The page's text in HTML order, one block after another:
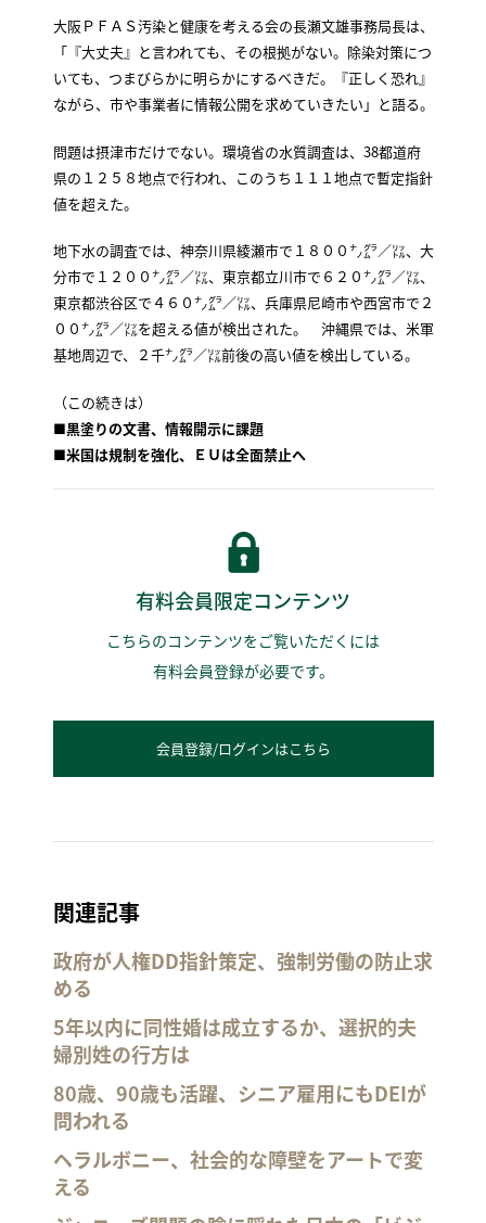
大阪ＰＦＡＳ汚染と健康を考える会の長瀬文雄事務局長は、
「『大丈夫』と言われても、その根拠がない。除染対策につ
いても、つまびらかに明らかにするべきだ。『正しく恐れ』
ながら、市や事業者に情報公開を求めていきたい」と語る。
問題は摂津市だけでない。環境省の水質調査は、38都道府
県の１２５８地点で行われ、このうち１１１地点で暫定指針
値を超えた。
地下水の調査では、神奈川県綾瀬市で１８００㌨㌘／㍑、大
分市で１２００㌨㌘／㍑、東京都立川市で６２０㌨㌘／㍑、
東京都渋谷区で４６０㌨㌘／㍑、兵庫県尼崎市や西宮市で２
００㌨㌘／㍑を超える値が検出された。 沖縄県では、米軍
基地周辺で、２千㌨㌘／㍑前後の高い値を検出している。
（この続きは）
■黒塗りの文書、情報開示に課題
■米国は規制を強化、ＥＵは全面禁止へ
有料会員限定コンテンツ
こちらのコンテンツをご覧いただくには
有料会員登録が必要です。
会員登録/ログインはこちら
関連記事
政府が人権DD指針策定、強制労働の防止求
める
5年以内に同性婚は成立するか、選択的夫
婦別姓の行方は
80歳、90歳も活躍、シニア雇用にもDEIが
問われる
ヘラルボニー、社会的な障壁をアートで変
える